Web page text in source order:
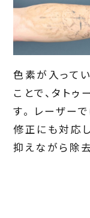
色素が入って
ことで、タト
す。 レーザー
修正にも対応
抑えながら除